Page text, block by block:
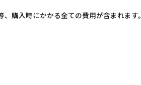
購入時にかかる全ての費用が含まれます。